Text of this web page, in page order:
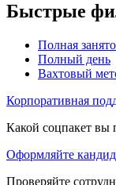
Быстрые
Полная
Полный день
Вахтовый
Корпоративная
Какой соцпакет вы
Оформляйте
Проверяйте